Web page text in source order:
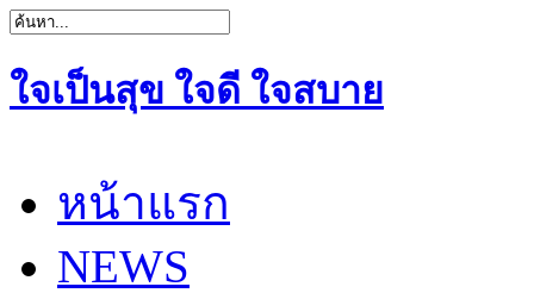
ใจเป็นสุข ใจดี ใจสบาย
หน้าแรก
NEWS